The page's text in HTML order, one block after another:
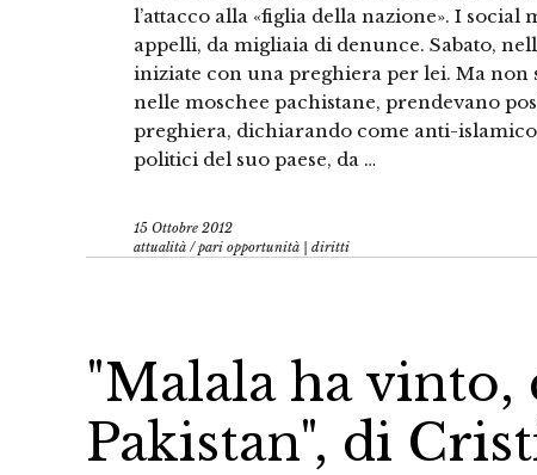
l’attacco alla «figlia della nazione». I
appelli, da migliaia di denunce. Sabato,
iniziate con una preghiera per lei. Ma
nelle moschee pachistane, prendevano
preghiera, dichiarando come anti-
politici del suo paese, da …
15 Ottobre 2012
attualità /pari opportunità | diritti
"Malala ha
Pakistan", di